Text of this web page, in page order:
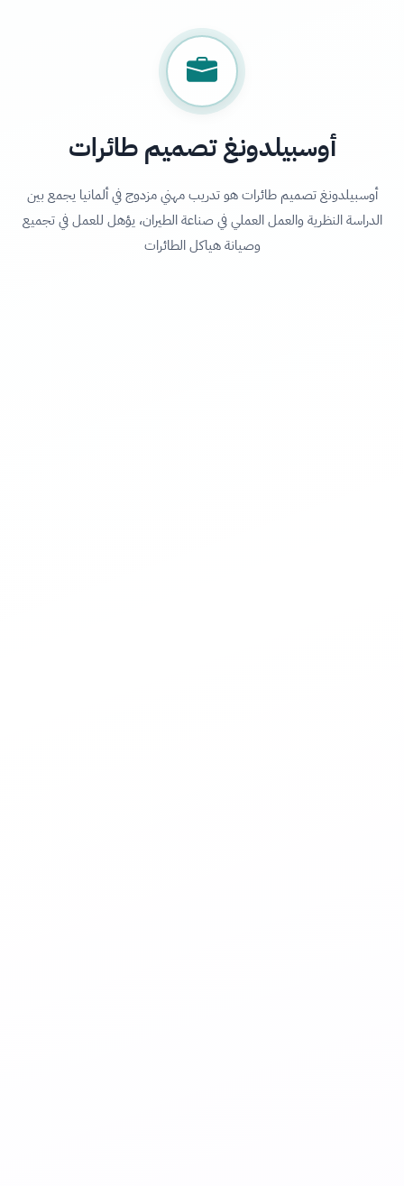
أوسبيلدونغ تصميم طائرات
أوسبيلدونغ تصميم طائرات هو تدريب مهني مزدوج في ألمانيا يجمع بين
الدراسة النظرية والعمل العملي في صناعة الطيران، يؤهل للعمل في تجميع
وصيانة هياكل الطائرات